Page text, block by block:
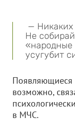
— Никаких
Не
«народные
усугубит
Появляющиеся
возможно,
в МЧС.